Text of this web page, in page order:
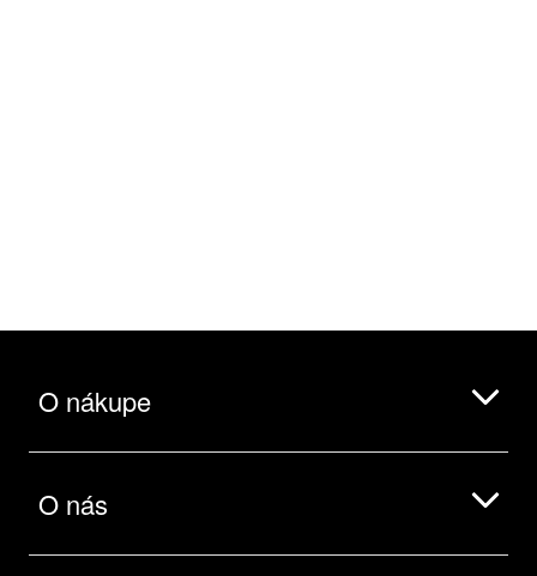
O nákupe
O nás